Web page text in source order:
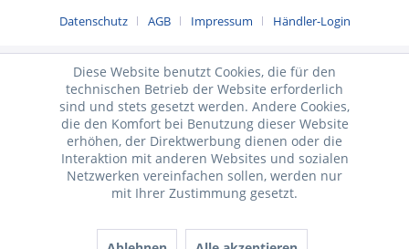
Datenschutz
AGB Impressum Händler-Login
Diese Website benutzt Cookies, die für den
technischen Betrieb der Website erforderlich
sind und stets gesetzt werden. Andere Cookies,
die den Komfort bei Benutzung dieser Website
erhöhen, der Direktwerbung dienen oder die
Interaktion mit anderen Websites und sozialen
Netzwerken vereinfachen sollen, werden nur
mit Ihrer Zustimmung gesetzt.